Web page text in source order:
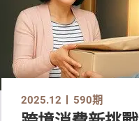
2025.12 590期